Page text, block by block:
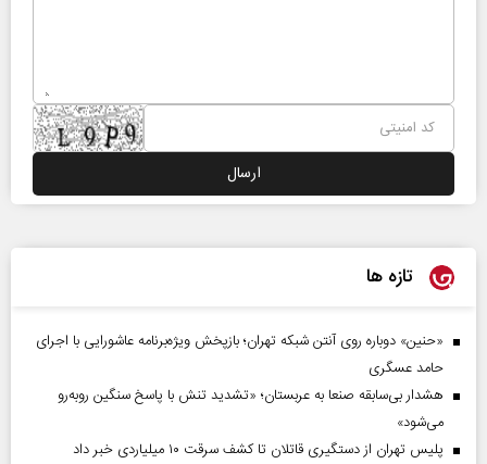
تازه ها
«حنین» دوباره روی آنتن شبکه تهران؛ بازپخش ویژه‌برنامه عاشورایی با اجرای
حامد عسگری
هشدار بی‌سابقه صنعا به عربستان؛ «تشدید تنش با پاسخ سنگین روبه‌رو
می‌شود»
پلیس تهران از دستگیری قاتلان تا کشف سرقت ۱۰ میلیاردی خبر داد